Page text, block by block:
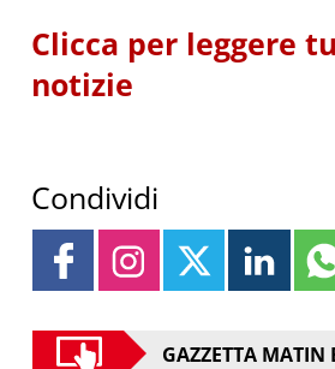
Clicca per leggere
notizie
Condividi
GAZZETTA MATIN